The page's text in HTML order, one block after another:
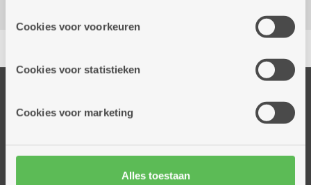
informatie over jouw (geanonimiseerd) gebruik van onze
partners kunnen deze gegevens combineren met andere
Cookies voor voorkeuren
Cookies voor statistieken
Cookies voor marketing
Alles toestaan
Thuisdiensten
Assistentiewoningen
Woonzorgcentra